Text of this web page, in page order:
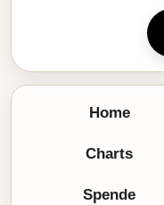
Home
Charts
Spende